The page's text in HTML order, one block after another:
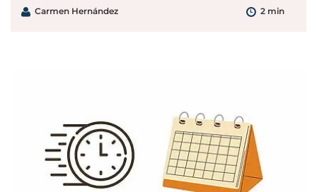
Carmen Hernández 2 min